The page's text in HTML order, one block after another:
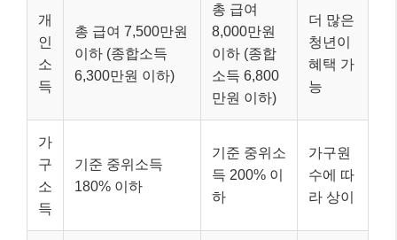
개
인
소
득
총 급여 7,500만원
이하 (종합소득
6,300만원 이하)
총 급여
8,000만원
이하 (종합
소득 6,800
만원 이하)
더 많은
청년이
혜택 가
능
가
구
소
득
기준 중위소득
180% 이하
기준 중위소
득 200% 이
하
가구원
수에 따
라 상이